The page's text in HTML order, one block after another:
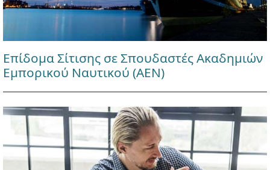
Επίδομα Σίτισης σε Σπουδαστές Ακαδημιών
Εμπορικού Ναυτικού (ΑΕΝ)